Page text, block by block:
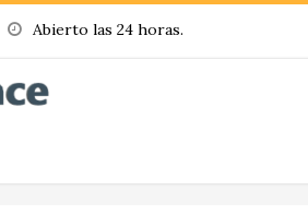
Abierto las 24 horas.